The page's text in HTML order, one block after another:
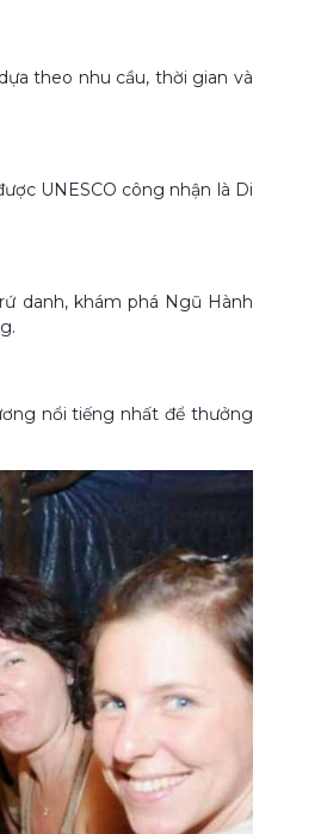
theo nhu cầu, thời gian và
UNESCO công nhận là Di
danh, khám phá Ngũ Hành
nổi tiếng nhất để thưởng